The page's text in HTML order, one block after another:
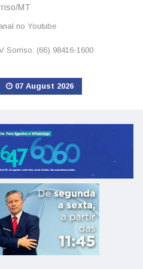
MT
no Youtube
Sorriso: (66) 98416-1600
07 August 2026